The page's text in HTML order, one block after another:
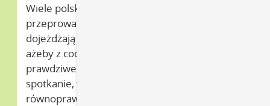
Wiele polskich obywatelek i obywateli
przeprowadziło sie tutaj na stałe, inni
dojeżdżają stąd codziennie do pracy. Jednak,
ażeby z codziennego sąsiedztwa narodziło się
prawdziwe współżycie, potrzebne są:
spotkanie, wymiana i możliwość
równoprawnej współpracy.